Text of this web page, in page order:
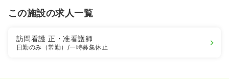
この施設の求人一覧
訪問看護正・准看護師
日勤のみ（常勤） /一時募集休止